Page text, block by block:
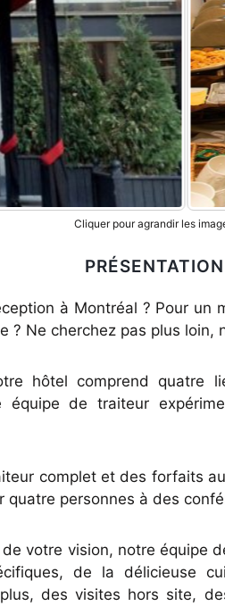
Cliquer pour agrandir les
PRÉSENTATION
à Montréal ? Pour un
? Ne cherchez pas plus loin,
hôtel comprend quatre
équipe de traiteur
complet et des forfaits
personnes à des
votre vision, notre équipe
de la délicieuse
plus, des visites hors site,